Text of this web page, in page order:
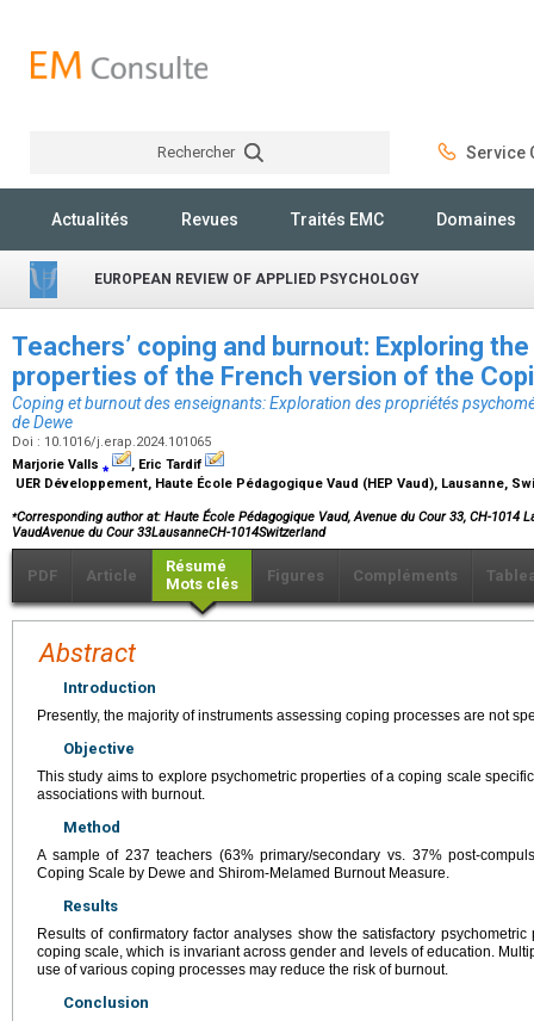
Rechercher Service
Actualités Revues Traités EMC Domaines
EUROPEAN REVIEW OF APPLIED PSYCHOLOGY
Teachers’ coping and burnout: Exploring
properties of the French version of the
Coping et burnout des enseignants: Exploration des propriétés
de Dewe
Doi : 10.1016/j.erap.2024.101065
Marjorie Valls ⁎
, Eric Tardif
UER Développement, Haute École Pédagogique Vaud (HEP Vaud), Lausanne,
⁎Corresponding author at: Haute École Pédagogique Vaud, Avenue du Cour 33, CH-1014
VaudAvenue du Cour 33LausanneCH-1014Switzerland
PDF Article
Résumé
Mots clés
Figures Compléments
Abstract
Introduction
Presently, the majority of instruments assessing coping processes are not
Objective
This study aims to explore psychometric properties of a coping scale
associations with burnout.
Method
A sample of 237 teachers (63% primary/secondary vs. 37% post-
Coping Scale by Dewe and Shirom-Melamed Burnout Measure.
Results
Results of confirmatory factor analyses show the satisfactory
coping scale, which is invariant across gender and levels of education.
use of various coping processes may reduce the risk of burnout.
Conclusion